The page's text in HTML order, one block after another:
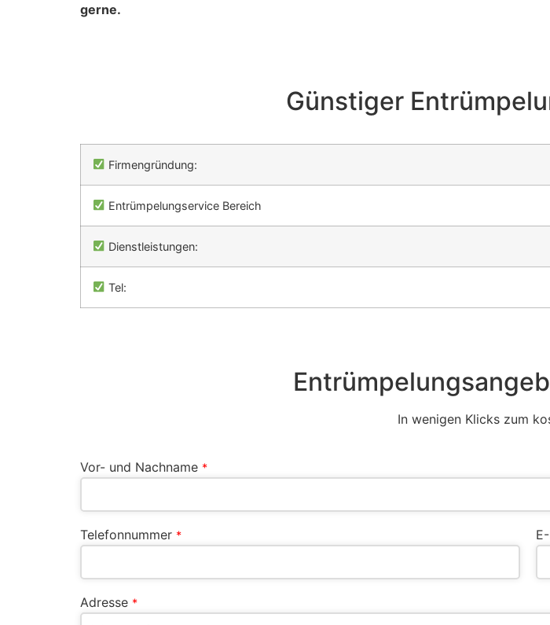
gerne.
Günstiger
Firmengründung:
Entrümpelungservice Bereich
Dienstleistungen:
Tel:
In wenigen Klicks zum
Vor- und Nachname *
Telefonnummer *
Adresse *